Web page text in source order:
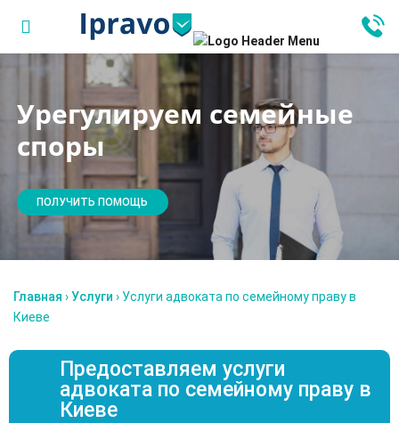
Урегулируем семейные
споры
ПОЛУЧИТЬ ПОМОЩЬ
Главная ›Услуги › Услуги адвоката по семейному праву в
Киеве
Предоставляем услуги
адвоката по семейному праву в
Киеве